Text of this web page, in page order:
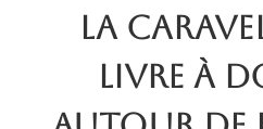
La
livre à